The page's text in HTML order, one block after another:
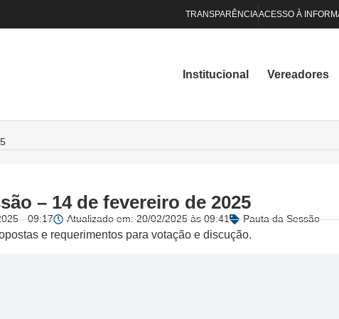
TRANSPARÊNCIAACESSO À
Institucional Vereadores
– 14 de fevereiro de 2025
- 09:17 Atualizado em: 20/02/2025 às 09:41 Pauta da Sessão
e requerimentos para votação e discução.